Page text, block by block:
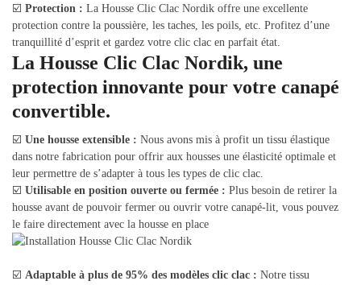
☑️ Protection : La Housse Clic Clac Nordik offre une excellente
protection contre la poussière, les taches, les poils, etc. Profitez d’une
tranquillité d’esprit et gardez votre clic clac en parfait état.
La Housse Clic Clac Nordik, une
protection innovante pour votre canapé
convertible.
☑️ Une housse extensible : Nous avons mis à profit un tissu élastique
dans notre fabrication pour offrir aux housses une élasticité optimale et
leur permettre de s’adapter à tous les types de clic clac.
☑️ Utilisable en position ouverte ou fermée : Plus besoin de retirer la
housse avant de pouvoir fermer ou ouvrir votre canapé-lit, vous pouvez
le faire directement avec la housse en place
☑️ Adaptable à plus de 95% des modèles clic clac : Notre tissu